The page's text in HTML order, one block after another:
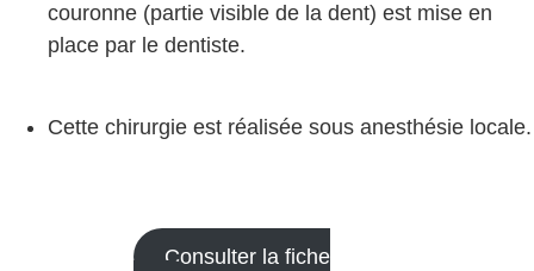
couronne (partie visible de la dent) est mise en
place par le dentiste.
Cette chirurgie est réalisée sous anesthésie locale.
Consulter la fiche